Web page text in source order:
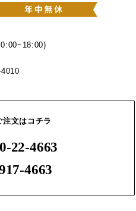
注文はコチラ
22-4663
4663